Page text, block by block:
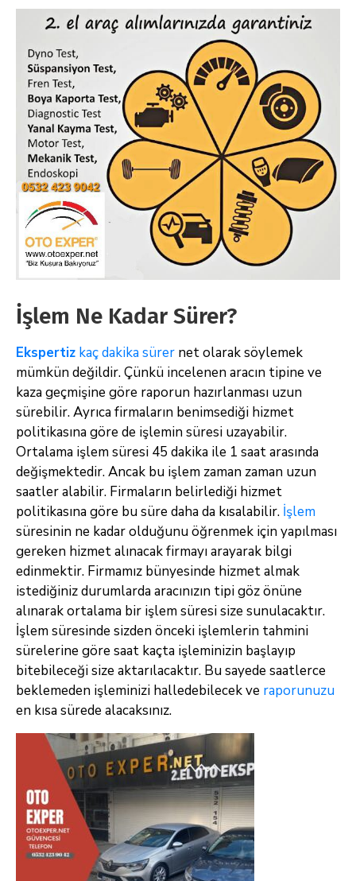
İşlem Ne Kadar Sürer?
Ekspertiz kaç dakika sürer net olarak söylemek
mümkün değildir. Çünkü incelenen aracın tipine ve
kaza geçmişine göre raporun hazırlanması uzun
sürebilir. Ayrıca firmaların benimsediği hizmet
politikasına göre de işlemin süresi uzayabilir.
Ortalama işlem süresi 45 dakika ile 1 saat arasında
değişmektedir. Ancak bu işlem zaman zaman uzun
saatler alabilir. Firmaların belirlediği hizmet
politikasına göre bu süre daha da kısalabilir. İşlem
süresinin ne kadar olduğunu öğrenmek için yapılması
gereken hizmet alınacak firmayı arayarak bilgi
edinmektir. Firmamız bünyesinde hizmet almak
istediğiniz durumlarda aracınızın tipi göz önüne
alınarak ortalama bir işlem süresi size sunulacaktır.
İşlem süresinde sizden önceki işlemlerin tahmini
sürelerine göre saat kaçta işleminizin başlayıp
bitebileceği size aktarılacaktır. Bu sayede saatlerce
beklemeden işleminizi halledebilecek ve raporunuzu
en kısa sürede alacaksınız.